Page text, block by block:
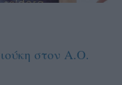
στον Α.Ο.